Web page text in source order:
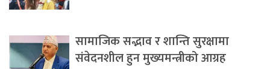
सामाजिक सद्भाव र शान्ति सुरक्षामा
संवेदनशील हुन मुख्यमन्त्रीको आग्रह